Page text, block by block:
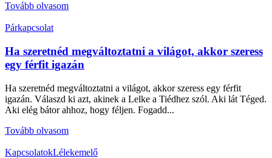
Tovább olvasom
Párkapcsolat
Ha szeretnéd megváltoztatni a világot, akkor szeress
egy férfit igazán
Ha szeretnéd megváltoztatni a világot, akkor szeress egy férfit
igazán. Válaszd ki azt, akinek a Lelke a Tiédhez szól. Aki lát Téged.
Aki elég bátor ahhoz, hogy féljen. Fogadd...
Tovább olvasom
KapcsolatokLélekemelő